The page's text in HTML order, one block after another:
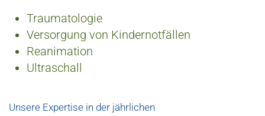
Traumatologie
Versorgung von Kindernotfällen
Reanimation
Ultraschall
Unsere Expertise in der jährlichen